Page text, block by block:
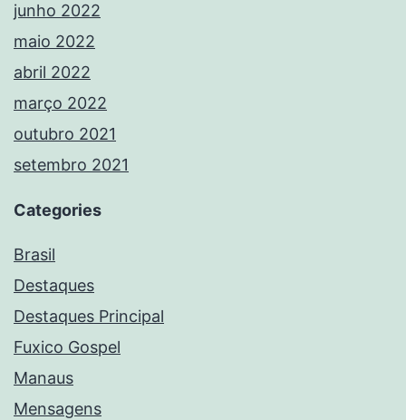
junho 2022
maio 2022
abril 2022
março 2022
outubro 2021
setembro 2021
Categories
Brasil
Destaques
Destaques Principal
Fuxico Gospel
Manaus
Mensagens